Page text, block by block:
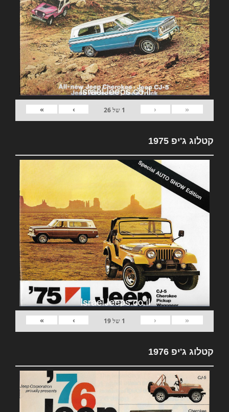
«
‹
1 של26
›
»
קטלוג ג'יפ 1975
«
‹
1 של19
›
»
קטלוג ג'יפ 1976